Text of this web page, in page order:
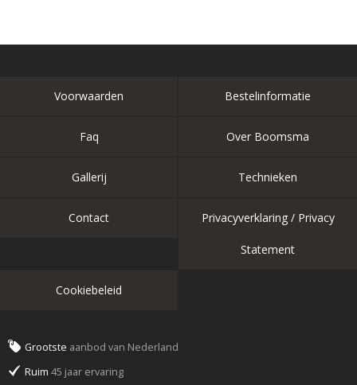
Voorwaarden Bestelinformatie
Faq Over Boomsma
Gallerij Technieken
Contact Privacyverklaring / Privacy
Statement
Cookiebeleid
Grootste aanbod van Nederland
Ruim 45 jaar ervaring